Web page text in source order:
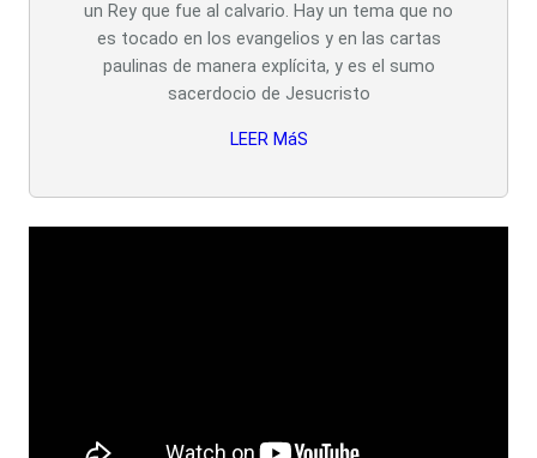
un Rey que fue al calvario. Hay un tema que no
es tocado en los evangelios y en las cartas
paulinas de manera explícita, y es el sumo
sacerdocio de Jesucristo
LEER MáS